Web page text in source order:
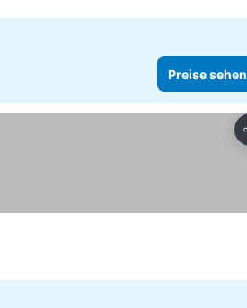
Preise sehen